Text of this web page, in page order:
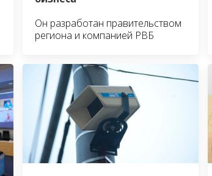
Он разработан правительством
региона и компанией РВБ